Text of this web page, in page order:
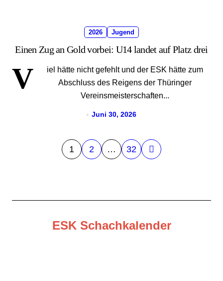
2026 Jugend
Einen Zug an Gold vorbei: U14 landet auf Platz drei
V
iel hätte nicht gefehlt und der ESK hätte zum
Abschluss des Reigens der Thüringer
Vereinsmeisterschaften...
Juni 30, 2026
S
t
n
1 2 … 32
ESK Schachkalender